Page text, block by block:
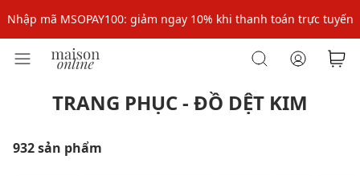
Nhập mã: MSOXINCHAO - Giảm 10% đơn đầu cho thành viên mới!
Nhập mã MSOPAY100: giảm ngay 10% khi thanh toán trực tuyến
TRANG PHỤC - ĐỒ DỆT KIM
932 sản phẩm